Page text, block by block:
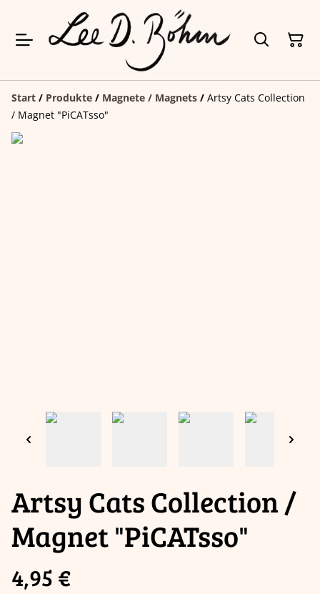
Start / Produkte / Magnete / Magnets / Artsy Cats Collection
/ Magnet "PiCATsso"
Artsy Cats Collection /
Magnet "PiCATsso"
4,95 €